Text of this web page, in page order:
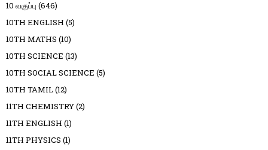
10 வகுப்பு (646)
10TH ENGLISH (5)
10TH MATHS (10)
10TH SCIENCE (13)
10TH SOCIAL SCIENCE (5)
10TH TAMIL(12)
11TH CHEMISTRY(2)
11TH ENGLISH (1)
11TH PHYSICS (1)